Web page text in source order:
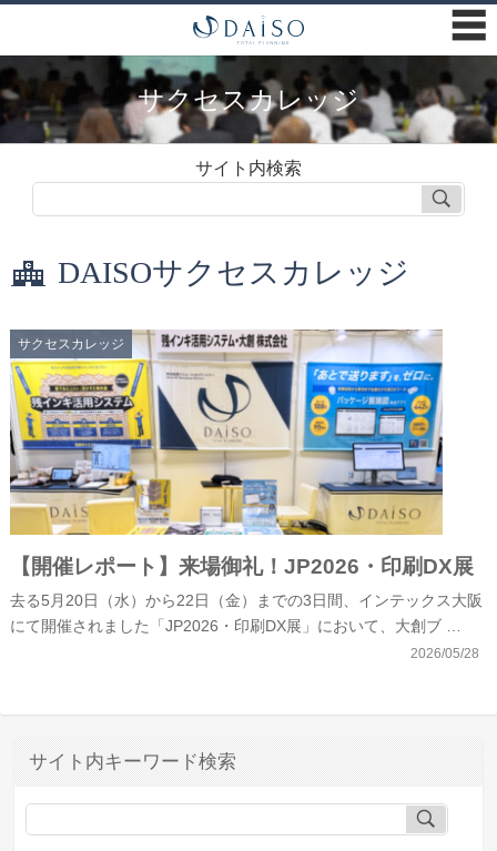
☰
サクセスカレッジ
サイト内検索
DAISOサクセスカレッジ
サクセスカレッジ
【開催レポート】来場御礼！JP2026・印刷DX展
去る5月20日（水）から22日（金）までの3日間、インテックス大阪
にて開催されました「JP2026・印刷DX展」において、大創ブ …
2026/05/28
サイト内キーワード検索